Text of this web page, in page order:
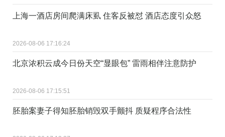
上海一酒店房间爬满床虱 住客反被怼 酒店态度引众怒
2026-08-06 17:16:24
北京浓积云成今日份天空“显眼包” 雷雨相伴注意防护
2026-08-06 17:15:51
胚胎案妻子得知胚胎销毁双手颤抖 质疑程序合法性